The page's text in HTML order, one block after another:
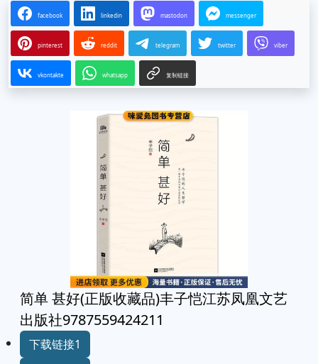
facebook linkedin mastodon messenger
pinterest reddit telegram twitter viber
vkontakte whatsapp 复制链接
简单 甚好(正版收藏品)丰子恺江苏凤凰文艺
出版社9787559424211
下载链接1